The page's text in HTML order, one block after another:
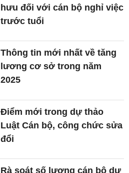
hưu đối với cán bộ nghỉ việc
trước tuổi
Thông tin mới nhất về tăng
lương cơ sở trong năm
2025
Điểm mới trong dự thảo
Luật Cán bộ, công chức sửa
đổi
Rà soát số lượng cán bộ dự